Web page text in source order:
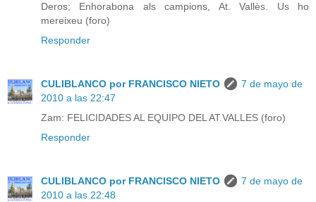
Deros; Enhorabona als campions, At. Vallès. Us ho
mereixeu (foro)
Responder
CULIBLANCO por FRANCISCO NIETO
7 de mayo de
2010 a las 22:47
Zam: FELICIDADES AL EQUIPO DEL AT.VALLES (foro)
Responder
CULIBLANCO por FRANCISCO NIETO
7 de mayo de
2010 a las 22:48